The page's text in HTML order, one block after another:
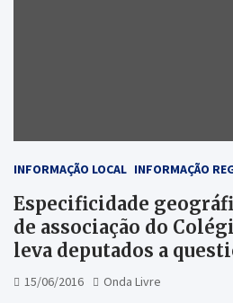
INFORMAÇÃO LOCAL INFORMAÇÃO
Especificidade
de associação do
leva deputados a
15/06/2016 Onda Livre